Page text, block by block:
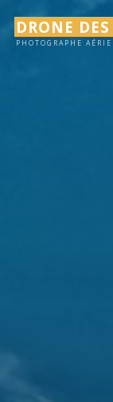
contenu
DRONE
PHOTOGRAPHE